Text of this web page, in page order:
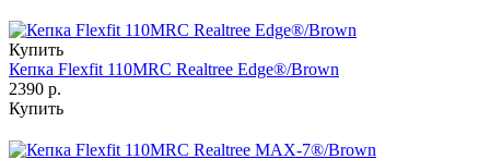
Купить
Кепка Flexfit 110MRC Realtree Edge®/Brown
2390 р.
Купить